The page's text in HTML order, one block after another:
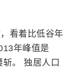
看着比低谷年
年峰值是
。 独居人口